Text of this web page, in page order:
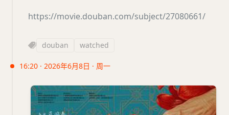
https://movie.douban.com/subject/27080661/
douban watched
16:20 · 2026年6月8日 · 周一